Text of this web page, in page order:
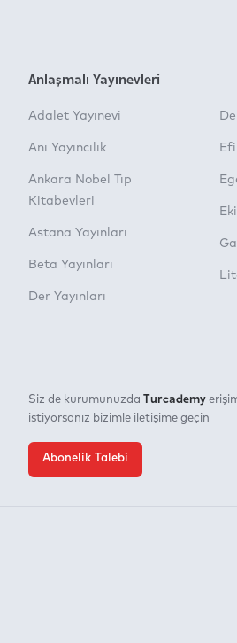
Anlaşmalı Yayınevleri
Adalet Yayınevi
Anı Yayıncılık
Ankara Nobel Tıp
Kitabevleri
Astana Yayınları
Beta Yayınları
Der Yayınları
Siz de kurumunuzda Turcademy
istiyorsanız bizimle iletişime geçin
Abonelik Talebi